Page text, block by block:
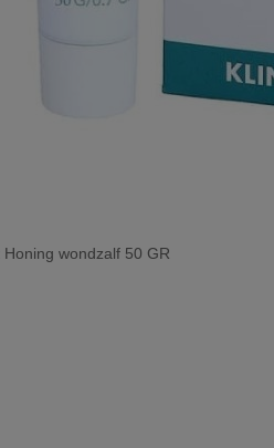
wondzalf 50 GR